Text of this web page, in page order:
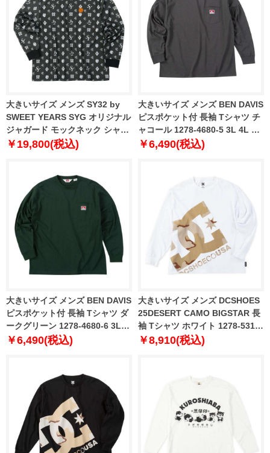
大きいサイズ メンズ SY32 by
SWEET YEARS SYG オリジナル
ジャガード モックネック シャツ
ブラック 1278-5606-2 3L 4L 5L
￥19,800(税込)
大きいサイズ メンズ BEN DAVIS
ピスポケット付 長袖 Tシャツ チ
ャコール 1278-4680-5 3L 4L 5L
6L
￥6,490(税込)
大きいサイズ メンズ BEN DAVIS
ピスポケット付 長袖 Tシャツ ダ
ークグリーン 1278-4680-6 3L
4L 5L 6L
￥6,490(税込)
大きいサイズ メンズ DCSHOES
25DESERT CAMO BIGSTAR 長
袖 Tシャツ ホワイト 1278-5315-
1 3L 4L 5L 6L
￥8,910(税込)